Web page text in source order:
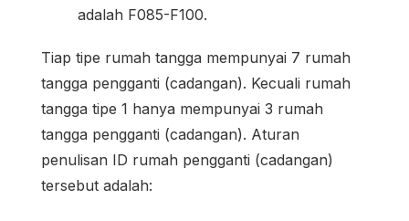
adalah F085-F100.
Tiap tipe rumah tangga mempunyai 7 rumah
tangga pengganti (cadangan). Kecuali rumah
tangga tipe 1 hanya mempunyai 3 rumah
tangga pengganti (cadangan). Aturan
penulisan ID rumah pengganti (cadangan)
tersebut adalah: